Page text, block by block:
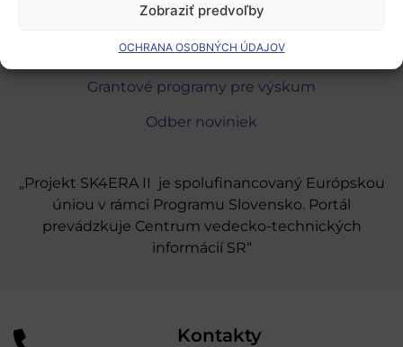
Zobraziť predvoľby
OCHRANA OSOBNÝCH ÚDAJOV
Oblasti našej podpory
Podporné schémy a služby
Grantové programy pre výskum
Odber noviniek
„Projekt SK4ERA II je spolufinancovaný Európskou
úniou v rámci Programu Slovensko. Portál
prevádzkuje Centrum vedecko-technických
informácií SR“
Kontakty